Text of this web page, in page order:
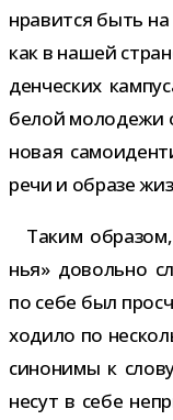
нра­вится быть
как в нашей
ден­че­ских
белой моло­дежи
новая
речи и образе
Таким
нья» довольно
по себе был
хо­дило по
сино­нимы к
несут в себе